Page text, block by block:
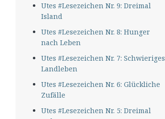
Utes #Lesezeichen Nr. 9: Dreimal
Island
Utes #Lesezeichen Nr. 8: Hunger
nach Leben
Utes #Lesezeichen Nr. 7: Schwieriges
Landleben
Utes #Lesezeichen Nr. 6: Glückliche
Zufälle
Utes #Lesezeichen Nr. 5: Dreimal